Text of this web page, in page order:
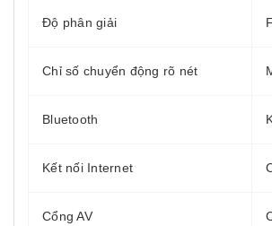
Độ phân giải
Chỉ số chuyển động rõ nét
Bluetooth
Kết nối Internet
Cổng AV